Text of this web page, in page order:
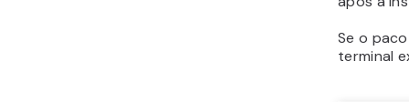
Se o
terminal